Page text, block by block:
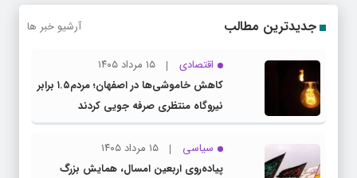
جدیدترین مطالب آرشیو خبر ها
اقتصادی
۱۵ مرداد ۱۴۰۵
کاهش خاموشی‌ها در اصفهان؛ مردم۱.۵ برابر
نیروگاه منتظری صرفه جویی کردند
سیاسی
۱۵ مرداد ۱۴۰۵
پیاده‌روی اربعین امسال، همایش بزرگ